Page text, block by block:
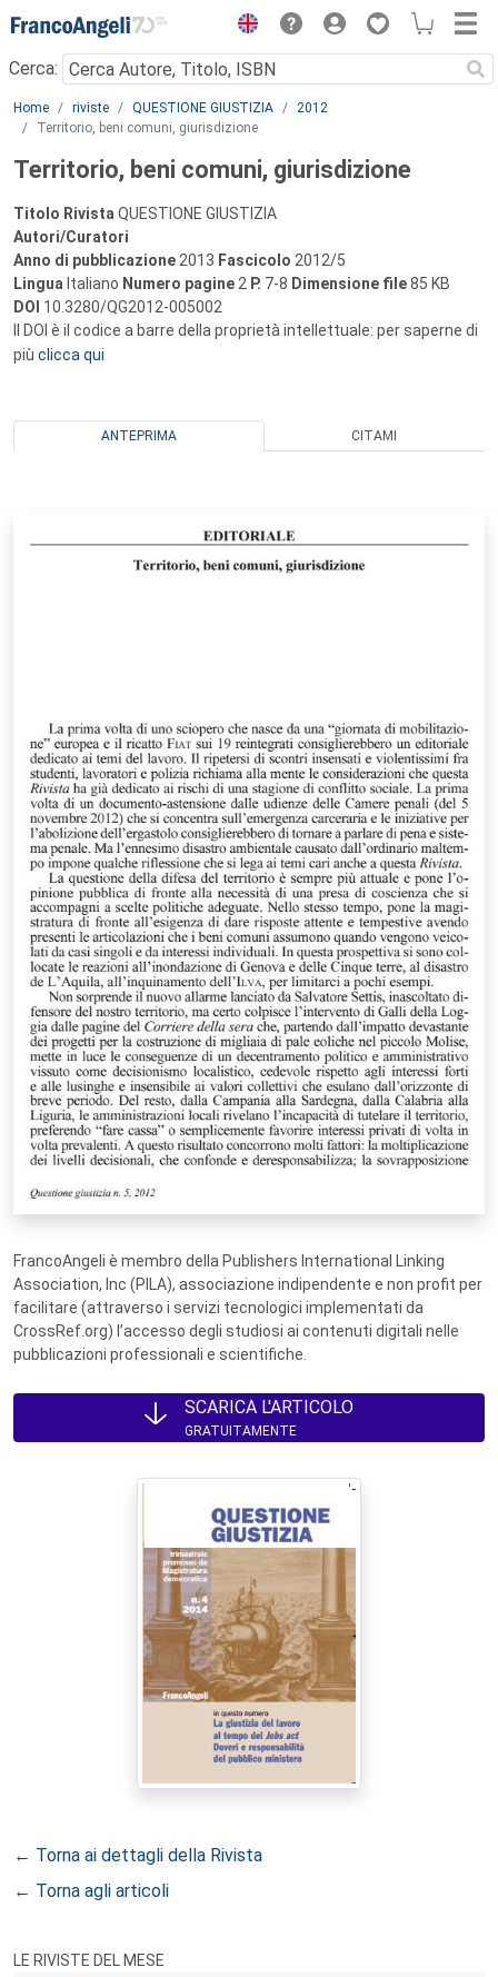
Menu
Cerca:
Main content
Home riviste QUESTIONE GIUSTIZIA
2012
Territorio, beni comuni, giurisdizione
Territorio, beni comuni, giurisdizione
Titolo Rivista QUESTIONE GIUSTIZIA
Autori/Curatori
Anno di pubblicazione 2013 Fascicolo 2012/5
Lingua Italiano Numero pagine 2 P. 7-8 Dimensione file85 KB
DOI 10.3280/QG2012-005002
Il DOI è il codice a barre della proprietà intellettuale: per saperne di
più clicca qui
ANTEPRIMA CITAMI
FrancoAngeli è membro della Publishers International Linking
Association, Inc (PILA), associazione indipendente e non profit per
facilitare (attraverso i servizi tecnologici implementati da
CrossRef.org) l’accesso degli studiosi ai contenuti digitali nelle
pubblicazioni professionali e scientifiche.
SCARICA L'ARTICOLO
GRATUITAMENTE
← Torna ai dettagli della Rivista
← Torna agli articoli
LE RIVISTE DEL MESE